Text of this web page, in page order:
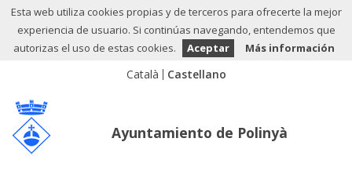
Esta web utiliza cookies propias y de terceros para ofrecerte la mejor
experiencia de usuario. Si continúas navegando, entendemos que
autorizas el uso de estas cookies.
Aceptar Más información
Ayuntamiento de Polinyà